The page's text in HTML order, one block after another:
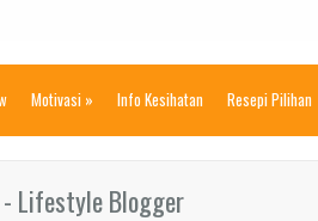
Motivasi » Info Kesihatan Resepi Pilihan
Lifestyle Blogger